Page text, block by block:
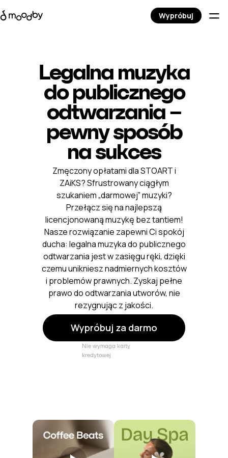
Legalna muzyka
do publicznego
odtwarzania –
pewny sposób
na sukces
Zmęczony opłatami dla STOART i
ZAiKS? Sfrustrowany ciągłym
szukaniem „darmowej” muzyki?
Przełącz się na najlepszą
licencjonowaną muzykę bez tantiem!
Nasze rozwiązanie zapewni Ci spokój
ducha: legalna muzyka do publicznego
odtwarzania jest w zasięgu ręki, dzięki
czemu unikniesz nadmiernych kosztów
i problemów prawnych. Zyskaj pełne
prawo do odtwarzania utworów, nie
rezygnując z jakości.
Wypróbuj za darmo
Nie wymaga karty
kredytowej
Wypróbuj